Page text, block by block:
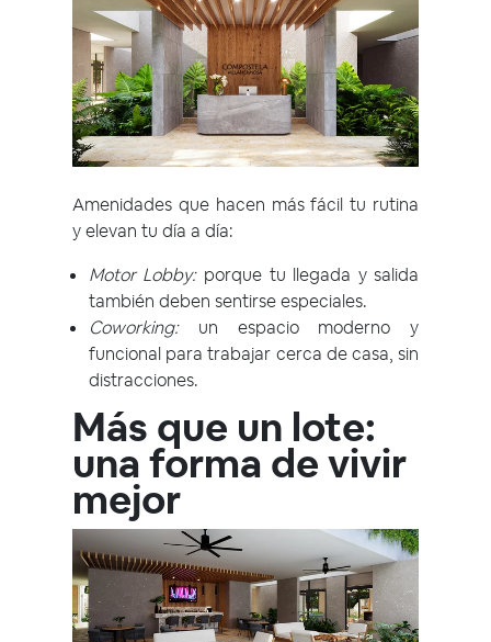
Amenidades que hacen más fácil tu rutina
y elevan tu día a día:
Motor Lobby:porque tu llegada y salida
también deben sentirse especiales.
Coworking:un espacio moderno y
funcional para trabajar cerca de casa, sin
distracciones.
Más que un lote:
una forma de vivir
mejor